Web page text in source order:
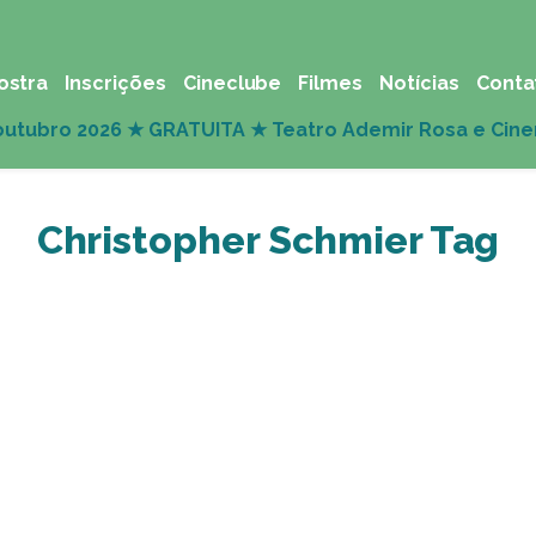
Inscrições Cineclube Filmes Notícias
Christopher Schmier Tag